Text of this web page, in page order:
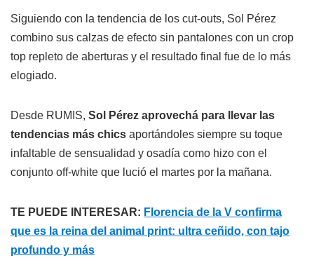
Siguiendo con la tendencia de los cut-outs, Sol Pérez
combino sus calzas de efecto sin pantalones con un crop
top repleto de aberturas y el resultado final fue de lo más
elogiado.
Desde RUMIS, Sol Pérez aprovechá para llevar las
tendencias más chics aportándoles siempre su toque
infaltable de sensualidad y osadía como hizo con el
conjunto off-white que lució el martes por la mañana.
TE PUEDE INTERESAR: Florencia de la V confirma
que es la reina del animal print: ultra ceñido, con tajo
profundo y más